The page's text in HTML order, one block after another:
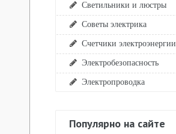
Светильники и люстры
Советы электрика
Счетчики электроэнергии
Электробезопасность
Электропроводка
Популярно на сайте